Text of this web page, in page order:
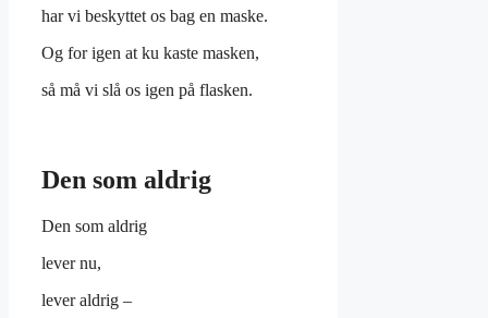
har vi beskyttet os bag en maske.
Og for igen at ku kaste masken,
så må vi slå os igen på flasken.
Den som aldrig
Den som aldrig
lever nu,
lever aldrig –